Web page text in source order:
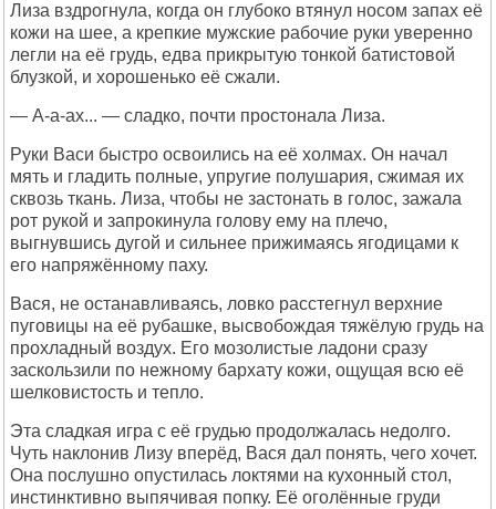
Лиза вздрогнула, когда он глубоко втянул носом запах её
кожи на шее, а крепкие мужские рабочие руки уверенно
легли на её грудь, едва прикрытую тонкой батистовой
блузкой, и хорошенько её сжали.
— А-а-ах... — сладко, почти простонала Лиза.
Руки Васи быстро освоились на её холмах. Он начал
мять и гладить полные, упругие полушария, сжимая их
сквозь ткань. Лиза, чтобы не застонать в голос, зажала
рот рукой и запрокинула голову ему на плечо,
выгнувшись дугой и сильнее прижимаясь ягодицами к
его напряжённому паху.
Вася, не останавливаясь, ловко расстегнул верхние
пуговицы на её рубашке, высвобождая тяжёлую грудь на
прохладный воздух. Его мозолистые ладони сразу
заскользили по нежному бархату кожи, ощущая всю её
шелковистость и тепло.
Эта сладкая игра с её грудью продолжалась недолго.
Чуть наклонив Лизу вперёд, Вася дал понять, чего хочет.
Она послушно опустилась локтями на кухонный стол,
инстинктивно выпячивая попку. Её оголённые груди